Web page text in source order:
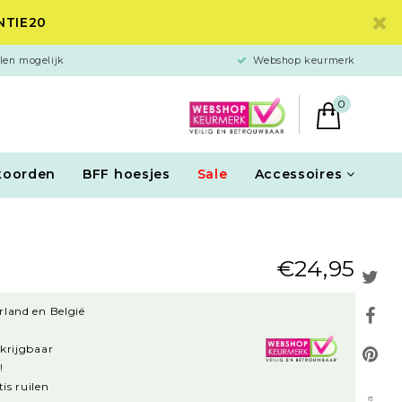
mogelijk Webshop keurmerk
0
BFF hoesjes Sale Accessoires
€24,95
en België
ruilen